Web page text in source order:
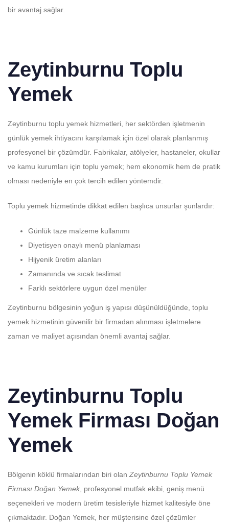
bir avantaj sağlar.
Zeytinburnu Toplu
Yemek
Zeytinburnu toplu yemek hizmetleri, her sektörden işletmenin
günlük yemek ihtiyacını karşılamak için özel olarak planlanmış
profesyonel bir çözümdür. Fabrikalar, atölyeler, hastaneler, okullar
ve kamu kurumları için toplu yemek; hem ekonomik hem de pratik
olması nedeniyle en çok tercih edilen yöntemdir.
Toplu yemek hizmetinde dikkat edilen başlıca unsurlar şunlardır:
Günlük taze malzeme kullanımı
Diyetisyen onaylı menü planlaması
Hijyenik üretim alanları
Zamanında ve sıcak teslimat
Farklı sektörlere uygun özel menüler
Zeytinburnu bölgesinin yoğun iş yapısı düşünüldüğünde, toplu
yemek hizmetinin güvenilir bir firmadan alınması işletmelere
zaman ve maliyet açısından önemli avantaj sağlar.
Zeytinburnu Toplu
Yemek Firması Doğan
Yemek
Bölgenin köklü firmalarından biri olan Zeytinburnu Toplu Yemek
Firması Doğan Yemek , profesyonel mutfak ekibi, geniş menü
seçenekleri ve modern üretim tesisleriyle hizmet kalitesiyle öne
çıkmaktadır. Doğan Yemek, her müşterisine özel çözümler